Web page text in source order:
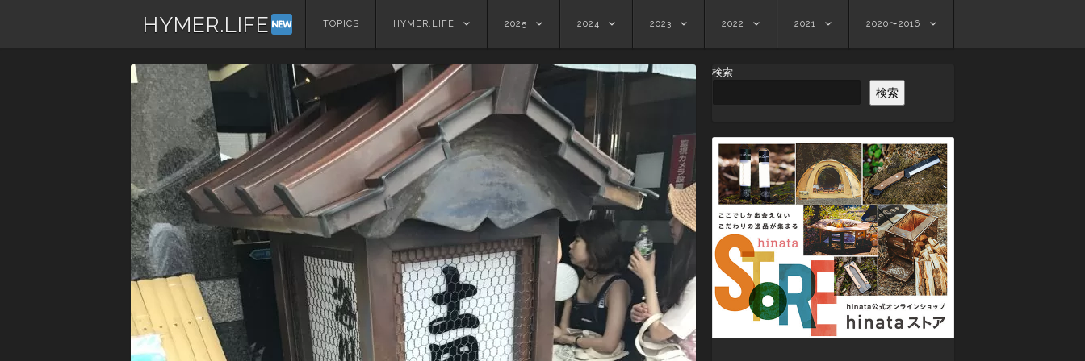
HYMER.LIFE
コ
ン
へ
ス
キ
ッ
プ
TOPICS HYMER.LIFE 2025 2024 2023 2022 2021 2020〜2016
検索
検索